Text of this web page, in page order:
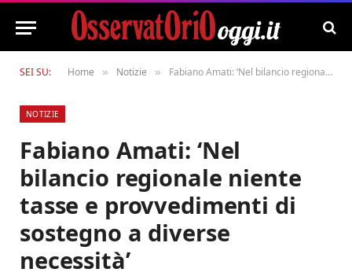
SEI SU: Home » Notizie » Fabiano Amati: ‘Nel bilancio regionale niente tasse e provvedimenti di sostegno a diverse necessità’
NOTIZIE
Fabiano Amati: ‘Nel
bilancio regionale niente
tasse e provvedimenti di
sostegno a diverse
necessità’